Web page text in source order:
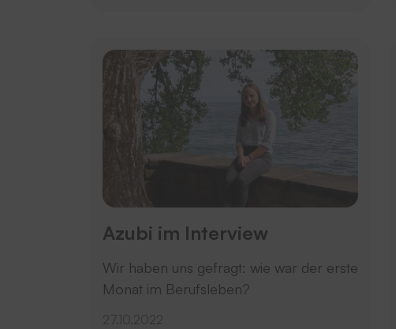
Azubi im Interview
Wir haben uns gefragt: wie war der erste
Monat im Berufsleben?
27.10.2022